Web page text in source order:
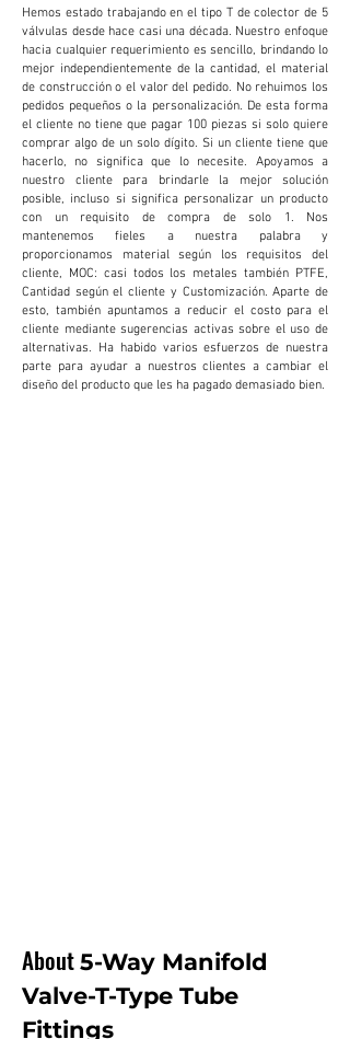
Hemos estado trabajando en el tipo T de colector de 5
válvulas desde hace casi una década. Nuestro enfoque
hacia cualquier requerimiento es sencillo, brindando lo
mejor independientemente de la cantidad, el material
de construcción o el valor del pedido. No rehuimos los
pedidos pequeños o la personalización. De esta forma
el cliente no tiene que pagar 100 piezas si solo quiere
comprar algo de un solo dígito. Si un cliente tiene que
hacerlo, no significa que lo necesite. Apoyamos a
nuestro cliente para brindarle la mejor solución
posible, incluso si significa personalizar un producto
con un requisito de compra de solo 1. Nos
mantenemos fieles a nuestra palabra y
proporcionamos material según los requisitos del
cliente, MOC: casi todos los metales también PTFE,
Cantidad según el cliente y Customización. Aparte de
esto, también apuntamos a reducir el costo para el
cliente mediante sugerencias activas sobre el uso de
alternativas. Ha habido varios esfuerzos de nuestra
parte para ayudar a nuestros clientes a cambiar el
diseño del producto que les ha pagado demasiado bien.
About 5-Way Manifold
Valve-T-Type Tube
Fittings